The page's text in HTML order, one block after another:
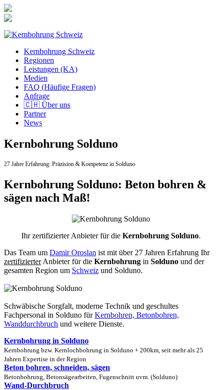
Inhalt
Kernbohrung Schweiz
Regionen
Leistungen (KA)
Medien
FAQ (Häufige Fragen)
Anfrage
🇨🇭 Über uns
Partner
News
Kernbohrung Solduno
27 Jahre Erfahrung: Präzision & Kompetenz in Solduno
Kernbohrung Solduno: Beton bohren &
sägen nach Maß!
Ihr zertifizierter Anbieter für die Kernbohrung Solduno.
Das Team um Damir Oroslan ist mit über 27 Jahren Erfahrung Ihr
zertifizierterAnbieter für die Kernbohrung in Solduno und der
gesamten Region um Schweiz und Solduno.
Schwäbische Sorgfalt, moderne Technik und geschultes
Fachpersonal in Solduno fürKernbohren, Betonbohren,
Wanddurchbruch und weitere Dienste.
Kernbohrung in Solduno
Kernbohrung bzw. Kernlochbohrung in Solduno + 200km, seit mehr als 25
Jahren Expertise in der Region
Beton bohren, schneiden, sägen
Betonbohrung, Betonsägearbeiten, Fugenschnitt uvm. (Solduno)
Wand-Durchbruch